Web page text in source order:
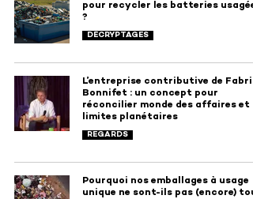
pour recycler les batteries
?
DÉCRYPTAGES
L’entreprise contributive de
Bonnifet : un concept pour
réconcilier monde des affaires et
limites planétaires
REGARDS
Pourquoi nos emballages à usage
unique ne sont-ils pas (encore)